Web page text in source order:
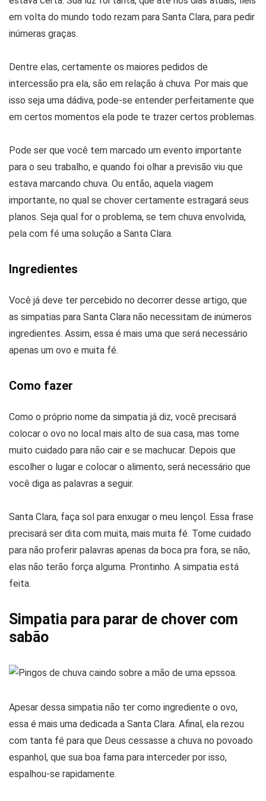
em volta do mundo todo rezam para Santa Clara, para pedir
inúmeras graças.
Dentre elas, certamente os maiores pedidos de
intercessão pra ela, são em relação à chuva. Por mais que
isso seja uma dádiva, pode-se entender perfeitamente que
em certos momentos ela pode te trazer certos problemas.
Pode ser que você tem marcado um evento importante
para o seu trabalho, e quando foi olhar a previsão viu que
estava marcando chuva. Ou então, aquela viagem
importante, no qual se chover certamente estragará seus
planos. Seja qual for o problema, se tem chuva envolvida,
pela com fé uma solução a Santa Clara.
Ingredientes
Você já deve ter percebido no decorrer desse artigo, que
as simpatias para Santa Clara não necessitam de inúmeros
ingredientes. Assim, essa é mais uma que será necessário
apenas um ovo e muita fé.
Como fazer
Como o próprio nome da simpatia já diz, você precisará
colocar o ovo no local mais alto de sua casa, mas tome
muito cuidado para não cair e se machucar. Depois que
escolher o lugar e colocar o alimento, será necessário que
você diga as palavras a seguir.
Santa Clara, faça sol para enxugar o meu lençol. Essa frase
precisará ser dita com muita, mais muita fé. Tome cuidado
para não proferir palavras apenas da boca pra fora, se não,
elas não terão força alguma. Prontinho. A simpatia está
feita.
Simpatia para parar de chover com
sabão
Apesar dessa simpatia não ter como ingrediente o ovo,
essa é mais uma dedicada a Santa Clara. Afinal, ela rezou
com tanta fé para que Deus cessasse a chuva no povoado
espanhol, que sua boa fama para interceder por isso,
espalhou-se rapidamente.